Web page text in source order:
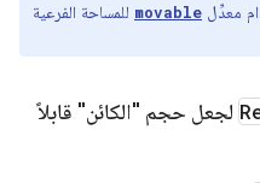
معدِّل movable للمساحة الفرعية
لجعل حجم "الكائن" قابلاً